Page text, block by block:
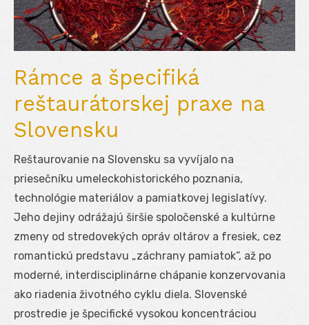
Rámce a špecifiká
reštaurátorskej praxe na
Slovensku
Reštaurovanie na Slovensku sa vyvíjalo na
priesečníku umeleckohistorického poznania,
technológie materiálov a pamiatkovej legislatívy.
Jeho dejiny odrážajú širšie spoločenské a kultúrne
zmeny od stredovekých opráv oltárov a fresiek, cez
romantickú predstavu „záchrany pamiatok“, až po
moderné, interdisciplinárne chápanie konzervovania
ako riadenia životného cyklu diela. Slovenské
prostredie je špecifické vysokou koncentráciou